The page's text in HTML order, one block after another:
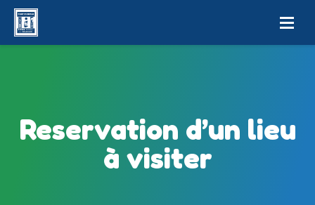
Reservation d’un lieu
à visiter